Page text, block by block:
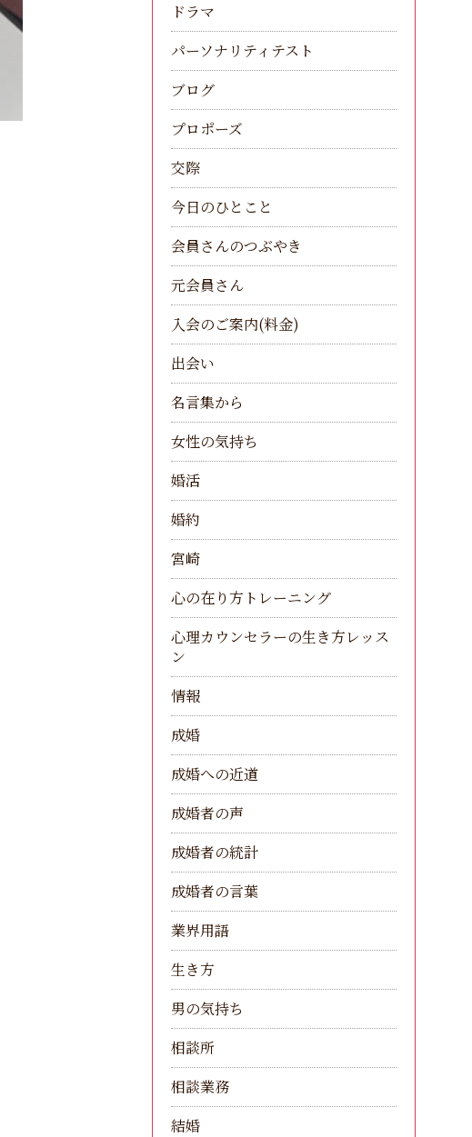
ドラマ
パーソナリティテスト
ブログ
プロポーズ
交際
今日のひとこと
会員さんのつぶやき
元会員さん
入会のご案内(料金)
出会い
名言集から
女性の気持ち
婚活
婚約
宮崎
心の在り方トレーニング
心理カウンセラーの生き方レッス
ン
情報
成婚
成婚への近道
成婚者の声
成婚者の統計
成婚者の言葉
業界用語
生き方
男の気持ち
相談所
相談業務
結婚